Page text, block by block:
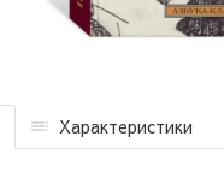
Характеристики